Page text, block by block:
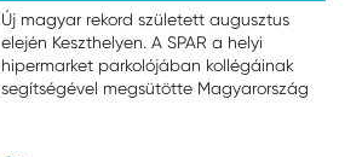
Új magyar rekord született augusztus
elején Keszthelyen. A SPAR a helyi
hipermarket parkolójában kollégáinak
segítségével megsütötte Magyarország